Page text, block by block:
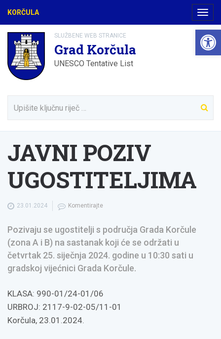
KORČULA
SLUŽBENE WEB STRANICE
Grad Korčula
UNESCO Tentative List
JAVNI POZIV
UGOSTITELJIMA
23.01.2024 Komentirajte
Pozivaju se ugostitelji s područja Grada Korčule
(zona A i B) na sastanak koji će se održati u
četvrtak 25. siječnja 2024. godine u 10:30 sati u
gradskoj vijećnici Grada Korčule.
KLASA: 990-01/24-01/06
URBROJ: 2117-9-02-05/11-01
Korčula, 23.01.2024.